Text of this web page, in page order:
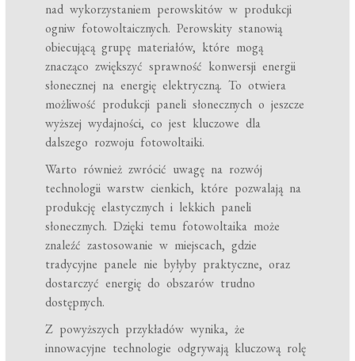
nad wykorzystaniem perowskitów w produkcji
ogniw fotowoltaicznych. Perowskity stanowią
obiecującą grupę materiałów, które mogą
znacząco zwiększyć sprawność konwersji energii
słonecznej na energię elektryczną. To otwiera
możliwość produkcji paneli słonecznych o jeszcze
wyższej wydajności, co jest kluczowe dla
dalszego rozwoju fotowoltaiki.
Warto również zwrócić uwagę na rozwój
technologii warstw cienkich, które pozwalają na
produkcję elastycznych i lekkich paneli
słonecznych. Dzięki temu fotowoltaika może
znaleźć zastosowanie w miejscach, gdzie
tradycyjne panele nie byłyby praktyczne, oraz
dostarczyć energię do obszarów trudno
dostępnych.
Z powyższych przykładów wynika, że
innowacyjne technologie odgrywają kluczową rolę